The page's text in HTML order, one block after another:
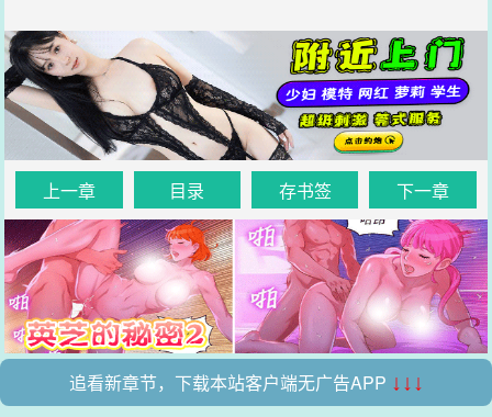
上一章 目录 存书签 下一章
追看新章节，下载本站客户端无广告APP ↓↓↓